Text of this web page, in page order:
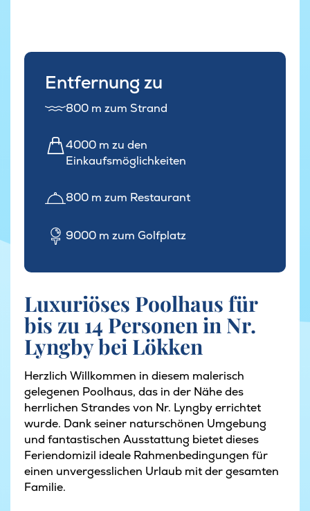
Entfernung zu
800 m zum Strand
4000 m zu den
Einkaufsmöglichkeiten
800 m zum Restaurant
9000 m zum Golfplatz
Luxuriöses Poolhaus für
bis zu 14 Personen in Nr.
Lyngby bei Lökken
Herzlich Willkommen in diesem malerisch
gelegenen Poolhaus, das in der Nähe des
herrlichen Strandes von Nr. Lyngby errichtet
wurde. Dank seiner naturschönen Umgebung
und fantastischen Ausstattung bietet dieses
Feriendomizil ideale Rahmenbedingungen für
einen unvergesslichen Urlaub mit der gesamten
Familie.